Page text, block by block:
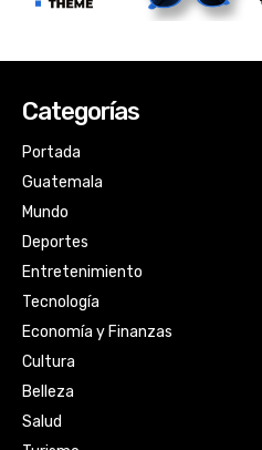
Categorías
Portada
Guatemala
Mundo
Deportes
Entretenimiento
Tecnología
Economía y Finanzas
Cultura
Belleza
Salud